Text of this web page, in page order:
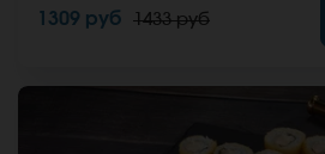
имбирь, васаби и соевый соус.
стоимость заказа. *Внешний
1309 руб 1433 руб